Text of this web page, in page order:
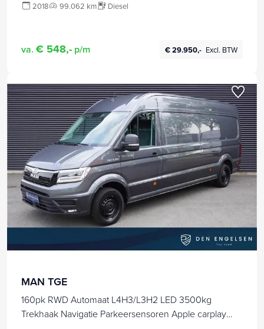
2018 99.062 km Diesel
va. € 548,- p/m € 29.950,- Excl. BTW
MAN TGE
160pk RWD Automaat L4H3/L3H2 LED 3500kg
Trekhaak Navigatie Parkeersensoren Apple carplay